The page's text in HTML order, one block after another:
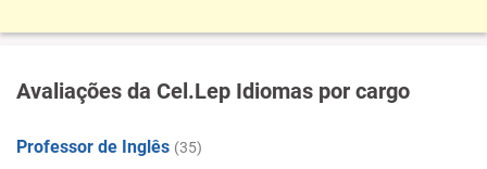
Avaliações da Cel.Lep Idiomas por cargo
Professor de Inglês (35)